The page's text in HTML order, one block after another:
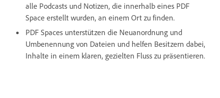
alle Podcasts und Notizen, die innerhalb eines PDF
Space erstellt wurden, an einem Ort zu finden.
PDF Spaces unterstützen die Neuanordnung und
Umbenennung von Dateien und helfen Besitzern dabei,
Inhalte in einem klaren, gezielten Fluss zu präsentieren.